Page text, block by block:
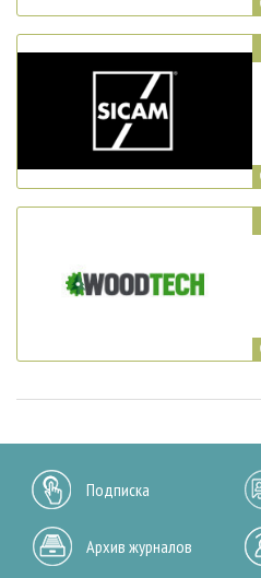
Подписка
Архив журналов